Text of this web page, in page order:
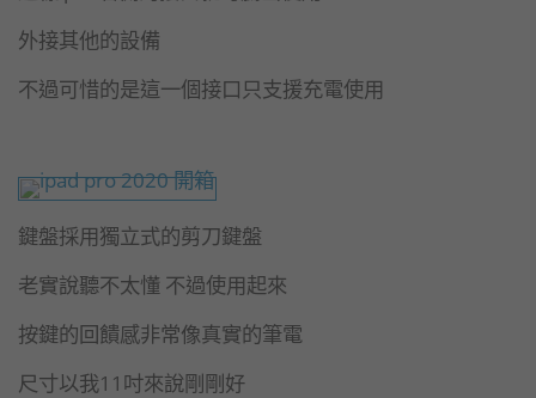
外接其他的設備
不過可惜的是這一個接口只支援充電使用
鍵盤採用獨立式的剪刀鍵盤
老實說聽不太懂 不過使用起來
按鍵的回饋感非常像真實的筆電
尺寸以我11吋來說剛剛好